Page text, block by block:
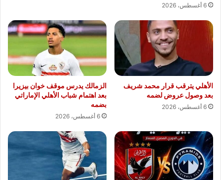
6 أغسطس، 2026
الأهلي يترقب قرار محمد شريف
بعد وصول عروض لضمه
6 أغسطس، 2026
الزمالك يدرس موقف خوان بيزيرا
بعد اهتمام شباب الأهلي الإماراتي
بضمه
6 أغسطس، 2026